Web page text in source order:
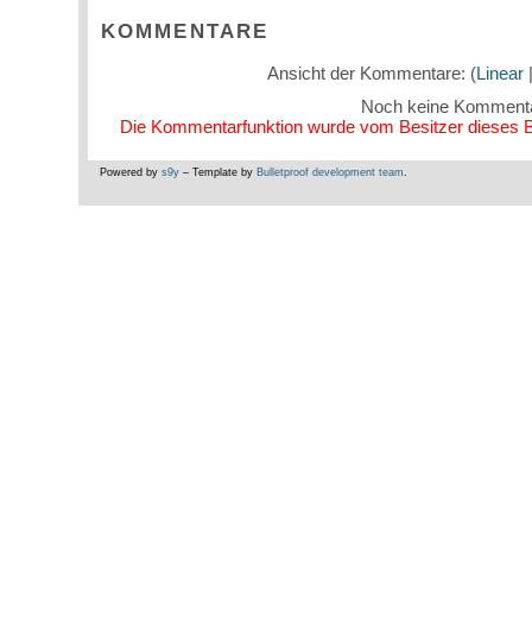
KOMMENTARE
Ansicht der Kommentare: (Linear|
Noch keine
Die Kommentarfunktion wurde vom Besitzer dieses
Powered by s9y– Template by Bulletproof development team.